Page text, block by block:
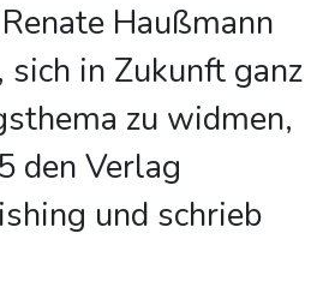
Haußmann
sich in Zukunft ganz
zu widmen,
den Verlag
und schrieb